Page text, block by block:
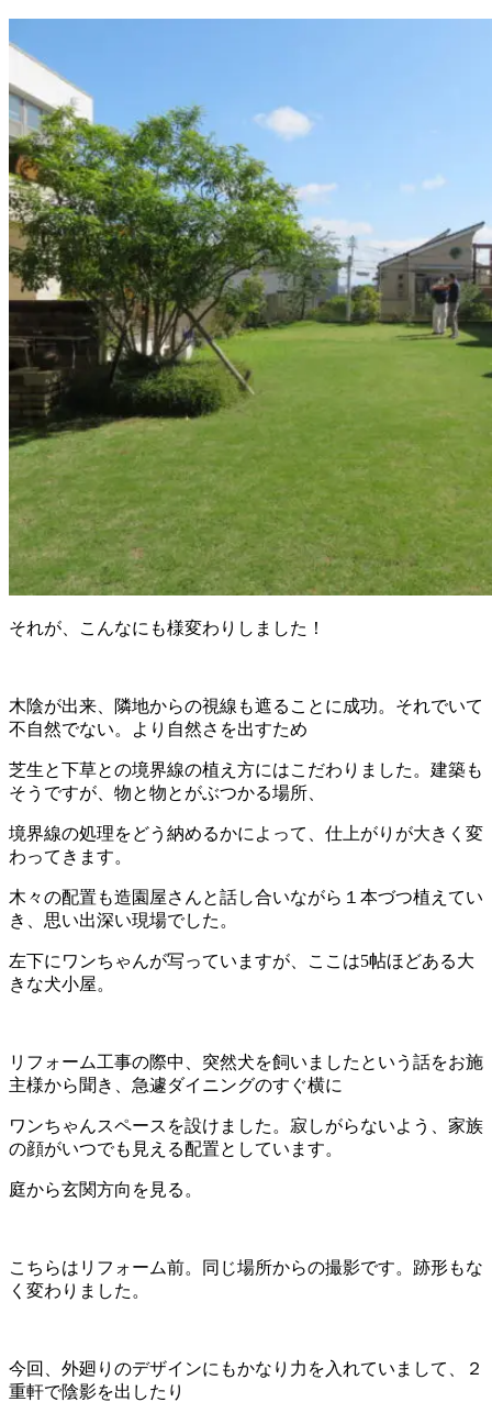
それが、こんなにも様変わりしました！
木陰が出来、隣地からの視線も遮ることに成功。それでいて
不自然でない。より自然さを出すため
芝生と下草との境界線の植え方にはこだわりました。建築も
そうですが、物と物とがぶつかる場所、
境界線の処理をどう納めるかによって、仕上がりが大きく変
わってきます。
木々の配置も造園屋さんと話し合いながら１本づつ植えてい
き、思い出深い現場でした。
左下にワンちゃんが写っていますが、ここは5帖ほどある大
きな犬小屋。
リフォーム工事の際中、突然犬を飼いましたという話をお施
主様から聞き、急遽ダイニングのすぐ横に
ワンちゃんスペースを設けました。寂しがらないよう、家族
の顔がいつでも見える配置としています。
庭から玄関方向を見る。
こちらはリフォーム前。同じ場所からの撮影です。跡形もな
く変わりました。
今回、外廻りのデザインにもかなり力を入れていまして、２
重軒で陰影を出したり